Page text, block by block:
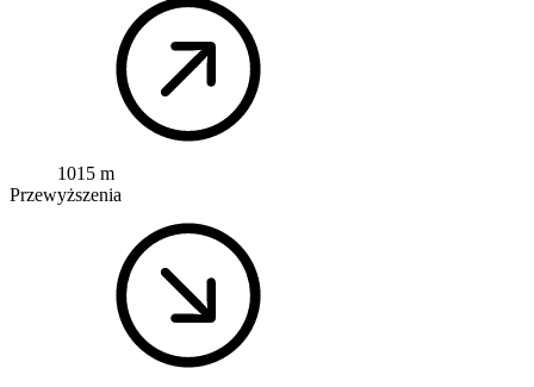
1015 m
Przewyższenia